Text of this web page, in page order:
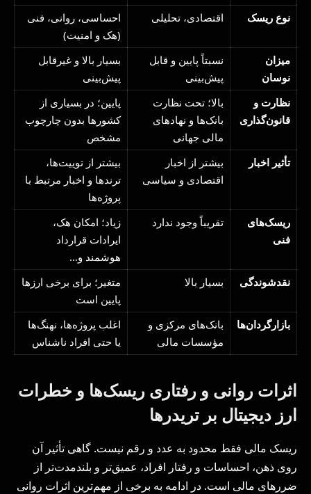
نوع ریسک
اقتصادی، تحلیلی
احساسی، روانی، فنی
(هک و امنیت)
میزان
نوسان
نسبتاً پایین و قابل
پیش‌بینی
بسیار بالا و غیرقابل
پیش‌بینی
نظارت و
قانون‌گذاری
بالا؛ تحت نظارت
بانک‌ها و نهادهای
مالی جهانی
پایین؛ در بسیاری از
کشورها بدون چارچوب
مشخص
تأثیر اخبار
بیشتر از اخبار
اقتصادی و سیاسی
بیشتر از توییت‌ها،
ترندها و اخبار مرتبط با
پروژه‌ها
ریسک‌های
فنی
تقریباً وجود ندارد
زیاد؛ امکان هک،
ایرادات قرارداد
هوشمند و…
نقدشوندگی
بسیار بالا
متغیر؛ برای برخی ارزها
پایین است
بازارگردان‌ها
بانک‌های مرکزی و
مؤسسات مالی
اغلب پروژه‌ها، نهنگ‌ها
یا حتی افراد ناشناس
اثرات روانی و رفتاری ریسک‌ها و خطرات
ارز دیجیتال بر تریدرها
ریسک مالی فقط محدود به عدد و رقم نیست. گاهی تأثیر آن
روی ذهن، احساسات و رفتار افراد، عمیق‌تر و بلندمدت‌تر از
ضررهای مالی است. در ادامه به برخی از مهم‌ترین اثرات روانی